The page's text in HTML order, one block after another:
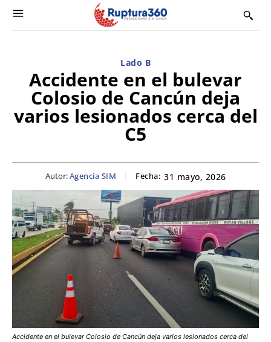
Lado B
Accidente en el bulevar
Colosio de Cancún deja
varios lesionados cerca del
C5
Autor:Agencia SIM Fecha: 31 mayo, 2026
Accidente en el bulevar Colosio de Cancún deja varios lesionados cerca del